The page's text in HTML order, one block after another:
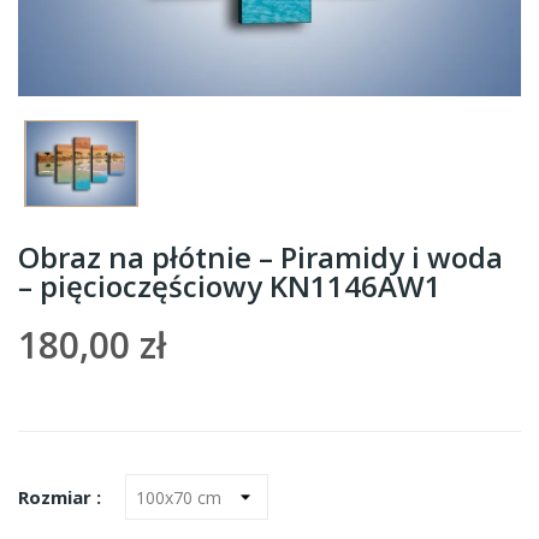
Obraz na płótnie – Piramidy i woda
– pięcioczęściowy KN1146AW1
180,00 zł
Rozmiar :